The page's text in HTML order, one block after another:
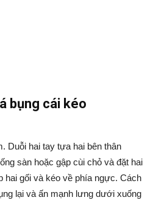
bụng cái kéo
Duỗi hai tay tựa hai bên thân
sàn hoặc gập cùi chỏ và đặt hai
hai gối và kéo về phía ngực. Cách
lại và ấn mạnh lưng dưới xuống